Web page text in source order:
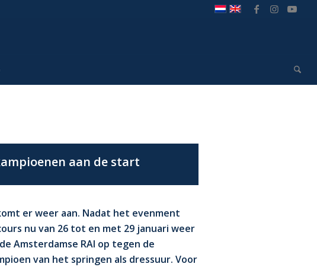
aan de start
er weer aan. Nadat het evenment
nu van 26 tot en met 29 januari weer
Amsterdamse RAI op tegen de
van het springen als dressuur. Voor